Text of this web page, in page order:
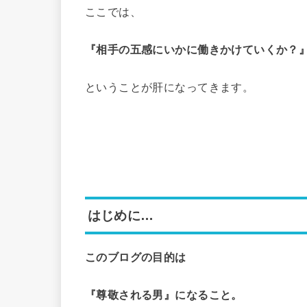
ここでは、
『相手の五感にいかに働きかけていくか？
ということが肝になってきます。
はじめに…
このブログの目的は
『尊敬される男』になること。